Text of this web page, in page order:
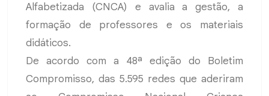
Alfabetizada (CNCA) e avalia a gestão, a
formação de professores e os materiais
didáticos.
De acordo com a 48ª edição do Boletim
Compromisso, das 5.595 redes que aderiram